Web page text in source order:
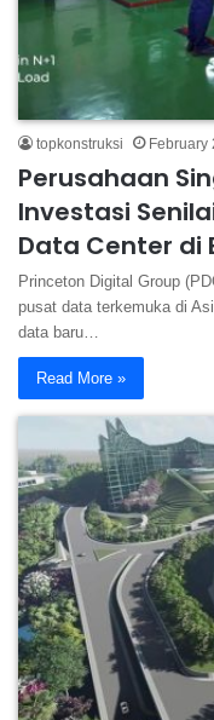
topkonstruksi February
Perusahaan
Investasi
Data Center di
Princeton Digital Group
pusat data terkemuka di
data baru…
Read More »